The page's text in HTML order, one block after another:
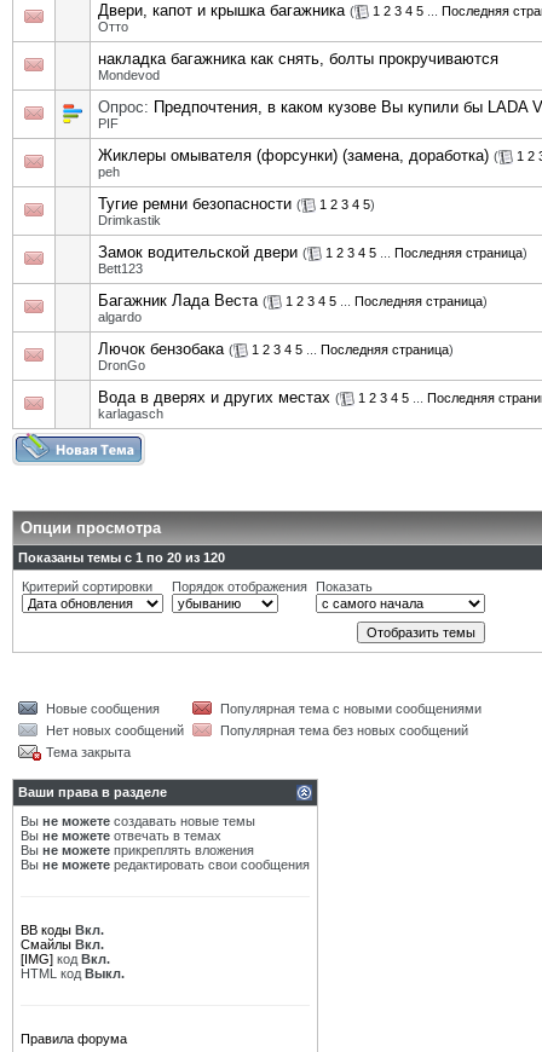
Двери, капот и крышка багажника ( 1 2 3 4 5
Последняя
Отто
накладка багажника как снять, болты прокручиваются
Mondevod
Опрос: Предпочтения, в каком кузове Вы купили бы LADA
PIF
Жиклеры омывателя (форсунки) (замена, доработка) ( 1 2
peh
Тугие ремни безопасности ( 1 2 3 4 5)
Drimkastik
Замок водительской двери ( 1 2 3 4 5 Последняя страница)
Bett123
Багажник Лада Веста ( 1 2 3 4 5 Последняя страница)
algardo
Лючок бензобака ( 1 2 3 4 5 Последняя страница)
DronGo
Вода в дверях и других местах ( 1 2 3 4 5
Последняя
karlagasch
Опции просмотра
Показаны темы с 1 по 20 из 120
Критерий сортировки
Порядок отображения Показать
Новые сообщения
Популярная тема с новыми сообщениями
Нет новых сообщений
Популярная тема без новых сообщений
Тема закрыта
Ваши права в разделе
Вы не можете создавать новые темы
Вы не можете отвечать в темах
Вы не можете прикреплять вложения
Вы не можете редактировать свои сообщения
BB коды Вкл.
Смайлы Вкл.
[IMG] код Вкл.
HTML код Выкл.
Правила форума